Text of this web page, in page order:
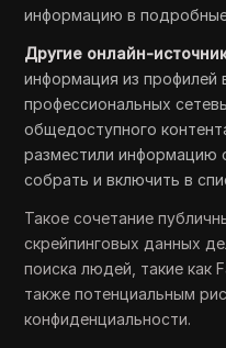
информацию в
Другие онлайн-
информация из профилей
профессиональных
общедоступного
разместили информацию
собрать и включить в
Такое сочетание
скрейпинговых данных
поиска людей, такие как
также потенциальным
конфиденциальности.